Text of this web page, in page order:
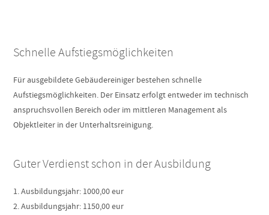
Schnelle Aufstiegsmöglichkeiten
Für ausgebildete Gebäudereiniger bestehen schnelle
Aufstiegsmöglichkeiten. Der Einsatz erfolgt entweder im technisch
anspruchsvollen Bereich oder im mittleren Management als
Objektleiter in der Unterhaltsreinigung.
Guter Verdienst schon in der Ausbildung
1. Ausbildungsjahr: 1000,00 eur
2. Ausbildungsjahr: 1150,00 eur